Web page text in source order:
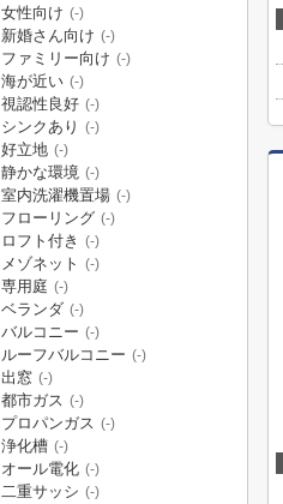
女性向け (-)
新婚さん向け (-)
ファミリー向け (-)
海が近い (-)
視認性良好 (-)
シンクあり (-)
好立地 (-)
静かな環境 (-)
室内洗濯機置場 (-)
フローリング (-)
ロフト付き (-)
メゾネット (-)
専用庭 (-)
ベランダ (-)
バルコニー (-)
ルーフバルコニー (-)
出窓 (-)
都市ガス (-)
プロパンガス (-)
浄化槽 (-)
オール電化 (-)
二重サッシ (-)